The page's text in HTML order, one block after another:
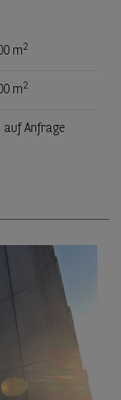
m2
m2
auf Anfrage